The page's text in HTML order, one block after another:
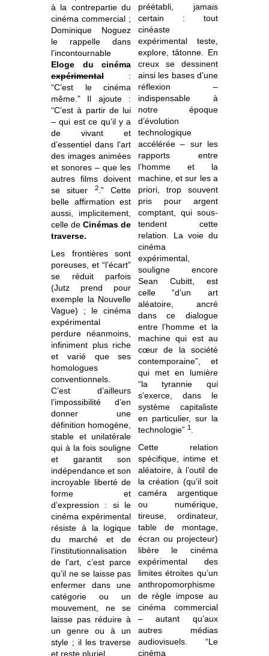
à la contrepartie du
cinéma commercial ;
Dominique Noguez
le rappelle dans
l’incontournable
Eloge du cinéma
expérimental
:
“C’est le cinéma
même.” Il ajoute :
“C’est à partir de lui
– qui est ce qu’il y a
de vivant et
d’essentiel dans l’art
des images animées
et sonores – que les
autres films doivent
se situer
2.” Cette
belle affirmation est
aussi, implicitement,
celle deCinémas de
traverse.
Les frontières sont
poreuses, et “l’écart”
se réduit parfois
(Jutz prend pour
exemple la Nouvelle
Vague) ; le cinéma
expérimental
perdure néanmoins,
infiniment plus riche
et varié que ses
homologues
conventionnels.
C’est d’ailleurs
l’impossibilité d’en
donner une
définition homogène,
stable et unilatérale
qui à la fois souligne
et garantit son
indépendance et son
incroyable liberté de
forme et
d’expression : si le
cinéma expérimental
résiste à la logique
du marché et de
l’institutionnalisation
de l’art, c’est parce
qu’il ne se laisse pas
enfermer dans une
catégorie ou un
mouvement, ne se
laisse pas réduire à
un genre ou à un
style ; il les traverse
et reste pluriel.
préétabli, jamais
certain : tout
cinéaste
expérimental teste,
explore, tâtonne. En
creux se dessinent
ainsi les bases d’une
réflexion –
indispensable à
notre époque
d’évolution
technologique
accélérée – sur les
rapports entre
l’homme et la
machine, et sur les a
priori, trop souvent
pris pour argent
comptant, qui sous-
tendent cette
relation. La voie du
cinéma
expérimental,
souligne encore
Sean Cubitt, est
celle “d’un art
aléatoire, ancré
dans ce dialogue
entre l’homme et la
machine qui est au
cœur de la société
contemporaine”, et
qui met en lumière
“la tyrannie qui
s’exerce, dans le
système capitaliste
en particulier, sur la
technologie” 1.
Cette relation
spécifique, intime et
aléatoire, à l’outil de
la création (qu’il soit
caméra argentique
ou numérique,
tireuse, ordinateur,
table de montage,
écran ou projecteur)
libère le cinéma
expérimental des
limites étroites qu’un
anthropomorphisme
de règle impose au
cinéma commercial
– autant qu’aux
autres médias
audiovisuels. “Le
cinéma